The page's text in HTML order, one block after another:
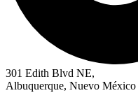
301 Edith Blvd NE,
Albuquerque, Nuevo México